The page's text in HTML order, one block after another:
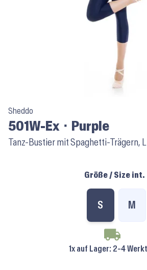
Sheddo
501W-Ex ⬝ Purple
Tanz-Bustier mit Spaghetti-Trägern,
Größe / Size int.
S M
1x auf Lager: 2-4